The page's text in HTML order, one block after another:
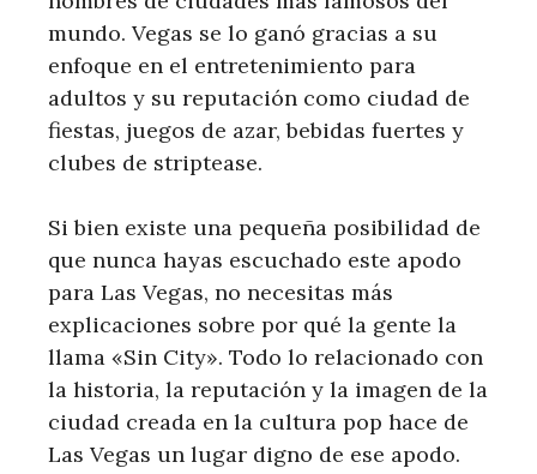
mundo. Vegas se lo ganó gracias a su
enfoque en el entretenimiento para
adultos y su reputación como ciudad de
fiestas, juegos de azar, bebidas fuertes y
clubes de striptease.
Si bien existe una pequeña posibilidad de
que nunca hayas escuchado este apodo
para Las Vegas, no necesitas más
explicaciones sobre por qué la gente la
llama «Sin City». Todo lo relacionado con
la historia, la reputación y la imagen de la
ciudad creada en la cultura pop hace de
Las Vegas un lugar digno de ese apodo.